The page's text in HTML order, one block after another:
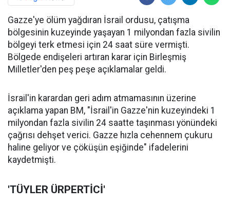
Gazze'ye ölüm yağdıran İsrail ordusu, çatışma
bölgesinin kuzeyinde yaşayan 1 milyondan fazla sivilin
bölgeyi terk etmesi için 24 saat süre vermişti.
Bölgede endişeleri artıran karar için Birleşmiş
Milletler'den peş peşe açıklamalar geldi.
İsrail'in karardan geri adım atmamasının üzerine
açıklama yapan BM, "İsrail'in Gazze'nin kuzeyindeki 1
milyondan fazla sivilin 24 saatte taşınması yönündeki
çağrısı dehşet verici. Gazze hızla cehennem çukuru
haline geliyor ve çöküşün eşiğinde" ifadelerini
kaydetmişti.
'TÜYLER ÜRPERTİCİ'